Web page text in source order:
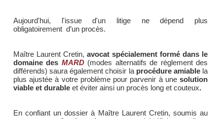
Aujourd'hui, l'issue d'un litige ne dépend plus
obligatoirement d’un procès.
Maître Laurent Cretin, avocat spécialement formé dans le
domaine des MARD (modes alternatifs de règlement des
différends) saura également choisir la procédure amiablela
plus ajustée à votre problème pour parvenir à unesolution
viable et durableet éviter ainsi un procès long et couteux.
En confiant un dossier à Maître Laurent Cretin, soumis au